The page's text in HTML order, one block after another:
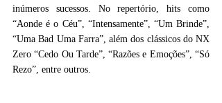
inúmeros sucessos. No repertório, hits como
“Aonde é o Céu”, “Intensamente”, “Um Brinde”,
“Uma Bad Uma Farra”, além dos clássicos do NX
Zero “Cedo Ou Tarde”, “Razões e Emoções”, “Só
Rezo”, entre outros.